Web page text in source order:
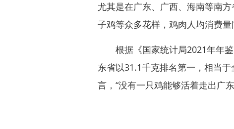
尤其是在广东、广西、海南等南
子鸡等众多花样，鸡肉人均消费量
根据《国家统计局2021年年鉴
东省以31.1千克排名第一，相当
言，“没有一只鸡能够活着走出广东